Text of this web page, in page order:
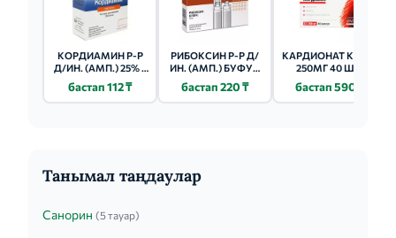
КОРДИАМИН Р-Р
Д/ИН. (АМП.) 25% -
бастап 112 ₸
РИБОКСИН Р-Р Д/
ИН. (АМП.) БУФУС
бастап 220 ₸
КАРДИОНАТ КАПС.
250МГ 40 ШТ.
бастап 590 ₸
Танымал таңдаулар
Санорин (5 тауар)